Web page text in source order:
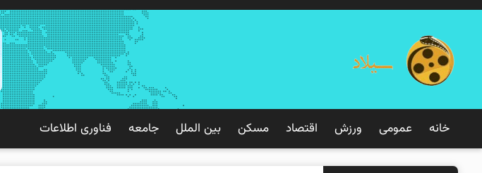
خانه عمومی ورزش اقتصاد مسکن بین الملل جامعه فناوری اطلاعات